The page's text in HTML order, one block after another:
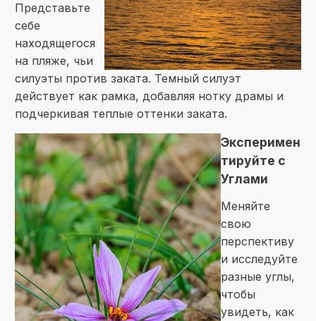
Представьте
себе
находящегося
на пляже, чьи
силуэты против заката. Темный силуэт
действует как рамка, добавляя нотку драмы и
подчеркивая теплые оттенки заката.
Эксперимен
тируйте с
Углами
Меняйте
свою
перспективу
и исследуйте
разные углы,
чтобы
увидеть, как